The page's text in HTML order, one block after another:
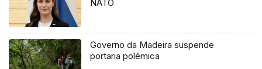
NATO
Governo da Madeira suspende
portaria polémica